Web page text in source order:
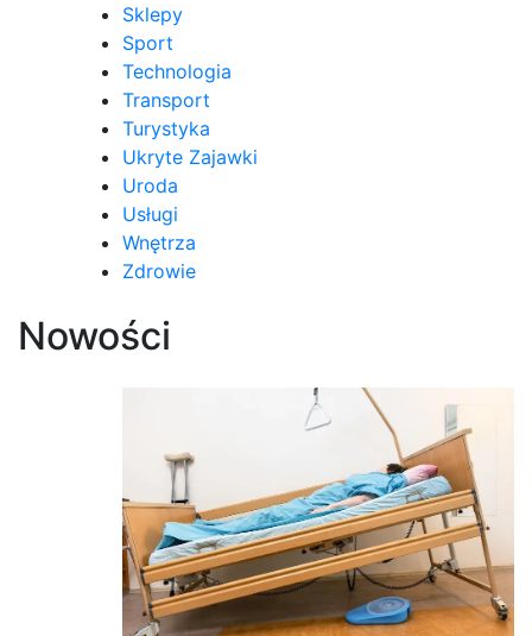
Sklepy
Sport
Technologia
Transport
Turystyka
Ukryte Zajawki
Uroda
Usługi
Wnętrza
Zdrowie
Nowości